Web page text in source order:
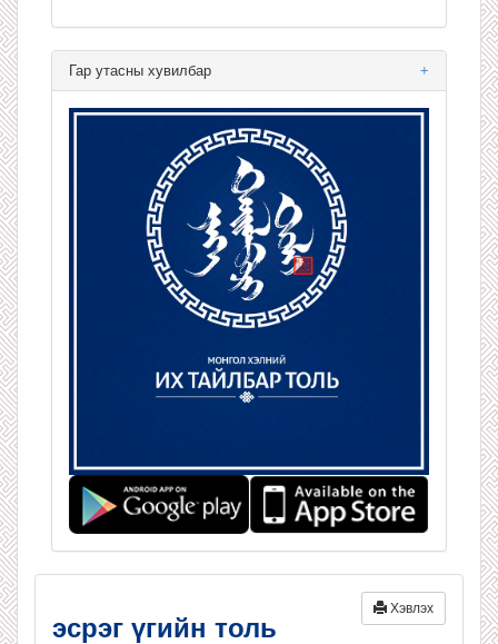
+
Гар утасны хувилбар
Хэвлэх
эсрэг үгийн толь